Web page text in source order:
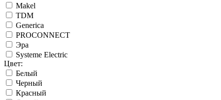
Makel
TDM
Generica
PROCONNECT
Эра
Systeme Electric
Цвет:
Белый
Черный
Красный